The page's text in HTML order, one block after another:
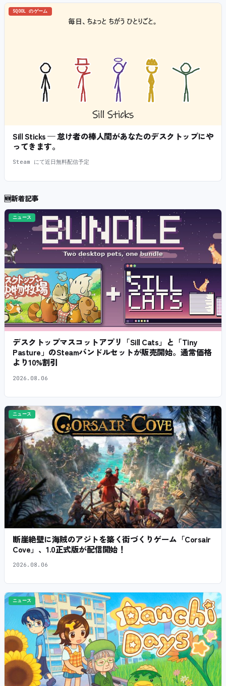
SQOOL のゲーム
Sill Sticks — 怠け者の棒人間があなたのデスクトップにや
ってきます。
Steam にて近日無料配信予定
🆕新着記事
ニュース
デスクトップマスコットアプリ「Sill Cats」と「Tiny
Pasture」のSteamバンドルセットが販売開始。通常価格
より10%割引
2026.08.06
ニュース
断崖絶壁に海賊のアジトを築く街づくりゲーム「Corsair
Cove」、1.0正式版が配信開始！
2026.08.06
ニュース